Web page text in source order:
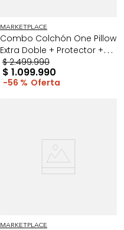
MARKETPLACE
Combo Colchón One Pillow
Extra Doble + Protector +
Almo Gris/Blanco
$ 2.499.990
$ 1.099.990
56 %
MARKETPLACE